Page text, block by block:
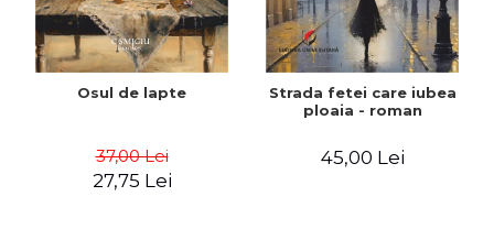
Osul de lapte
37,00 Lei
27,75 Lei
Strada fetei care iubea
ploaia - roman
45,00 Lei